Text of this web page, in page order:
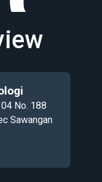
No. 188
Sawangan